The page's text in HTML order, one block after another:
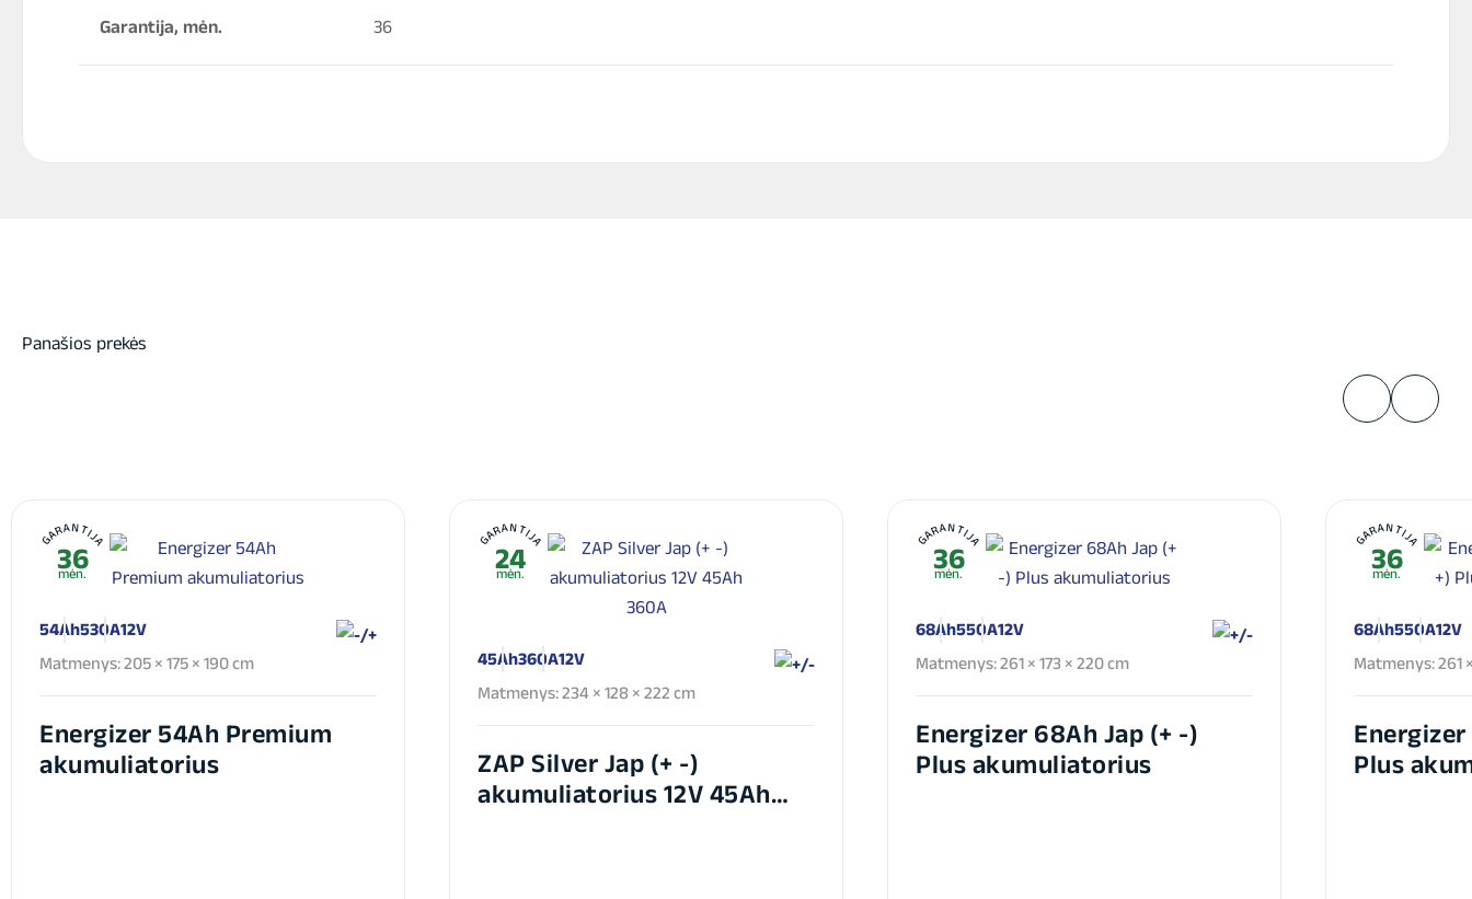
Garantija, mėn. 36
Panašios prekės
GARANTIJA
36
mėn.
54Ah530A12V
Matmenys: 205 × 175 × 190 cm
Energizer 54Ah Premium
akumuliatorius
GARANTIJA
24
mėn.
45Ah360A12V
Matmenys: 234 × 128 × 222 cm
ZAP Silver Jap (+ -)
akumuliatorius 12V 45Ah
GARANTIJA
36
mėn.
68Ah550A12V
Matmenys: 261 × 173 × 220 cm
Energizer 68Ah Jap (+ -)
Plus akumuliatorius
GARANTIJA
36
mėn.
68Ah550A12V
Matmenys: 261
Plus